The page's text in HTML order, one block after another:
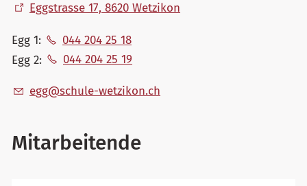
Eggstrasse 17, 8620 Wetzikon
Egg 1:
044 204 25 18
Egg 2:
044 204 25 19
gg sch l -w tz k n ch
Mitarbeitende